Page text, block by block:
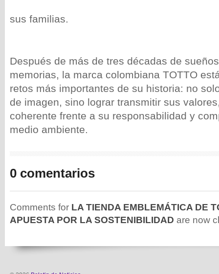
sus familias.
Después de más de tres décadas de
memorias, la marca colombiana TOTTO
retos más importantes de su historia: no
de imagen, sino lograr transmitir sus
coherente frente a su responsabilidad y
medio ambiente.
0 comentarios
Comments for LA TIENDA EMBLEMÁTICA DE
APUESTA POR LA SOSTENIBILIDAD are now